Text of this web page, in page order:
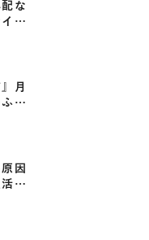
な
ン
月
れ
因
習